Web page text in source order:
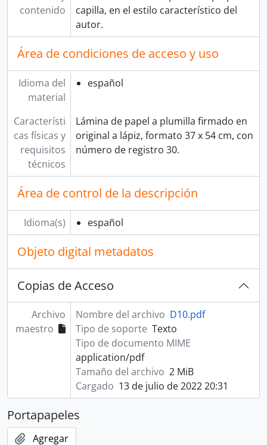
contenido
capilla, en el estilo característico del
autor.
Área de condiciones de acceso y uso
Idioma del
material
español
Característi
cas físicas y
requisitos
técnicos
Lámina de papel a plumilla firmado en
original a lápiz, formato 37 x 54 cm, con
número de registro 30.
Área de control de la descripción
Idioma(s) español
Objeto digital metadatos
Copias de Acceso
Archivo
maestro
Nombre del archivo D10.pdf
Tipo de soporte Texto
Tipo de documento MIME
application/pdf
Tamaño del archivo 2 MiB
Cargado 13 de julio de 2022 20:31
Portapapeles
Agregar